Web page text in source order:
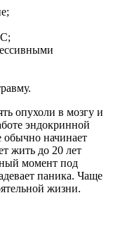
опухоли в мозгу и
эндокринной
обычно начинает
жить до 20 лет
момент под
паника. Чаще
жизни.